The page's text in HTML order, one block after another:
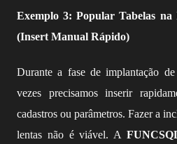
Exemplo 3: Popular Tabelas na
(Insert Manual Rápido)
Durante a fase de implantação
vezes precisamos inserir
cadastros ou parâmetros. Fazer a
lentas não é viável. A